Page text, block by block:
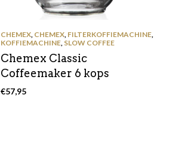
CHEMEX, CHEMEX, FILTERKOFFIEMACHINE,
KOFFIEMACHINE, SLOW COFFEE
Chemex Classic
Coffeemaker 6 kops
€57,95